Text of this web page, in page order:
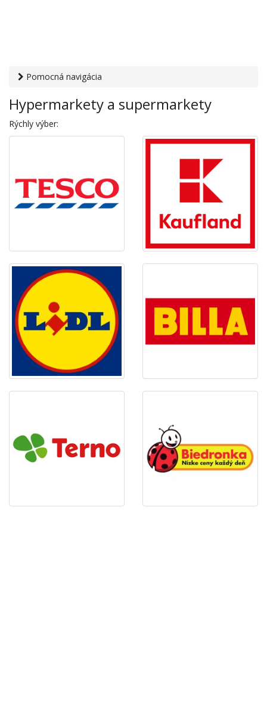
Pomocná navigácia
supermarkety
Hypermarkety a supermarkety
Rýchly výber: